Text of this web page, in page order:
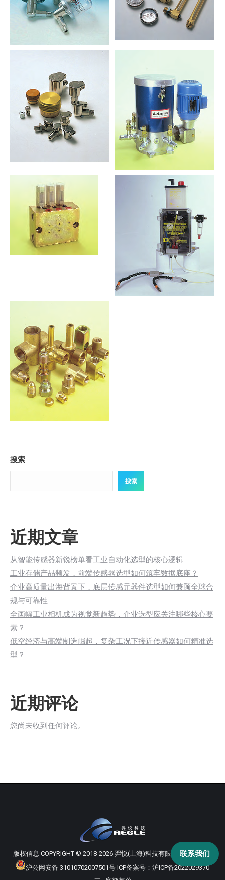
搜索
搜索
近期文章
从智能传感器新锐榜单看工业自动化选型的核心逻辑
工业存储产品频发，前端传感器选型如何筑牢数据底座？
企业高质量出海背景下，底层传感元器件选型如何兼顾全球合
规与可靠性
全画幅工业相机成为视觉新趋势，企业选型应关注哪些核心要
素？
低空经济与高端制造崛起，复杂工况下接近传感器如何精准选
型？
近期评论
您尚未收到任何评论。
版权信息 COPYRIGHT © 2018-2026 羿悦(上海)科技有限公司 版权所有
沪公网安备 31010702007501号 ICP备案号： 沪ICP备2022029370
联系我们